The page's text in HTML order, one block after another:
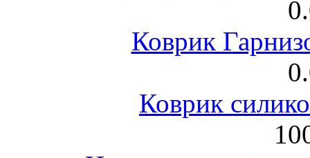
Коврик
Коврик